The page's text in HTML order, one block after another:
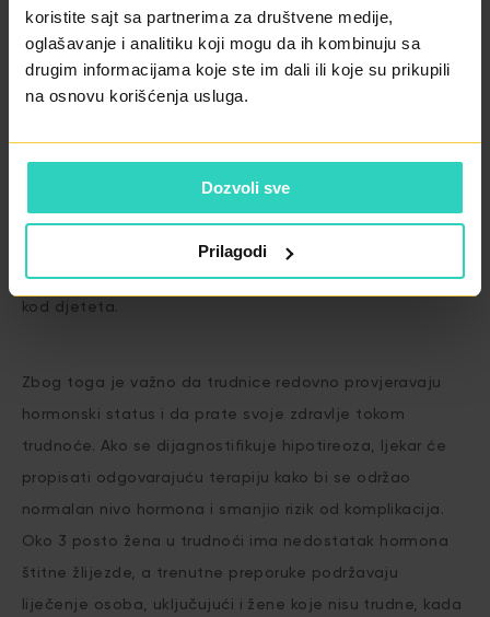
koristite sajt sa partnerima za društvene medije,
oglašavanje i analitiku koji mogu da ih kombinuju sa
drugim informacijama koje ste im dali ili koje su prikupili
na osnovu korišćenja usluga.
Dozvoli sve
Prilagodi
nivoa hormona kako bi se osiguralo uspješno liječenje.
Hipotireoza u trudnoći
Hipotireoza je česta pojava u trudnoći. Ova hormonalna
neravnoteža može dovesti do niza komplikacija,
uključujući povećan rizik od pobačaja, prevremenog
porođaja, niskog porođajne težine i razvojnih problema
kod djeteta.
Zbog toga je važno da trudnice redovno provjeravaju
hormonski status i da prate svoje zdravlje tokom
trudnoće. Ako se dijagnostifikuje hipotireoza, ljekar će
propisati odgovarajuću terapiju kako bi se održao
normalan nivo hormona i smanjio rizik od komplikacija.
Oko 3 posto žena u trudnoći ima nedostatak hormona
štitne žlijezde, a trenutne preporuke podržavaju
liječenje osoba, uključujući i žene koje nisu trudne, kada